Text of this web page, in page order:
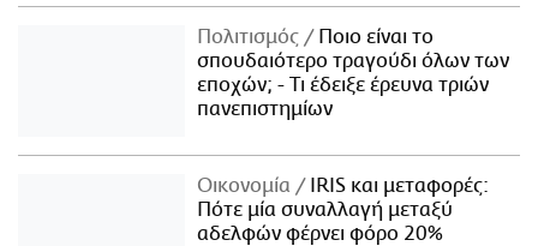
Πολιτισμός
Ποιο είναι το
σπουδαιότερο τραγούδι όλων των
εποχών; - Τι έδειξε έρευνα τριών
πανεπιστημίων
Οικονομία
IRIS και μεταφορές:
Πότε μία συναλλαγή μεταξύ
αδελφών φέρνει φόρο 20%